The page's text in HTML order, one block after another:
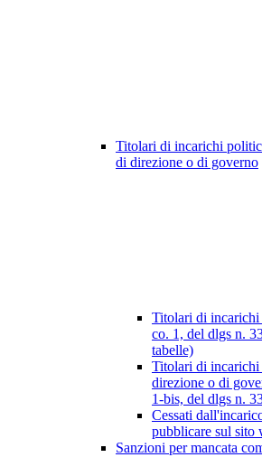
Titolari di incarichi
di direzione o di governo
Titolari di
co. 1, del dlgs n.
tabelle)
Titolari di incarichi
direzione o di
1-bis, del dlgs n.
Cessati
pubblicare sul sito
Sanzioni per mancata